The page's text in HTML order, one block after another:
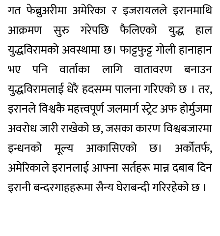
गत फेब्रुअरीमा अमेरिका र इजरायलले इरानमाथि
आक्रमण सुरु गरेपछि फैलिएको युद्ध हाल
युद्धविरामको अवस्थामा छ। फाट्टफुट्ट गोली हानाहान
भए पनि वार्ताका लागि वातावरण बनाउन
युद्धविरामलाई धेरै हदसम्म पालना गरिएको छ । तर,
इरानले विश्वकै महत्त्वपूर्ण जलमार्ग स्ट्रेट अफ होर्मुजमा
अवरोध जारी राखेको छ, जसका कारण विश्वबजारमा
इन्धनको मूल्य आकासिएको छ। अर्कोतर्फ,
अमेरिकाले इरानलाई आफ्ना सर्तहरू मान्न दबाब दिन
इरानी बन्दरगाहहरूमा सैन्य घेराबन्दी गरिरहेको छ ।